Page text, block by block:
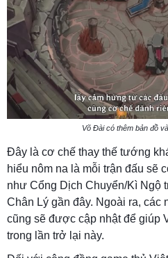
Võ Đài có thêm bản đồ
Đây là cơ chế thay thế tướng
hiểu nôm na là mỗi trận đấu sẽ
như Cổng Dịch Chuyển/Kì Ngộ
Chân Lý gần đây. Ngoài ra, các
cũng sẽ được cập nhật để giúp
trong lần trở lại này.